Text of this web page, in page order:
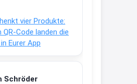
vier Produkte:
QR-Code landen die
Eurer App
Schröder
vorteile/coupons/...
Aufkleber /